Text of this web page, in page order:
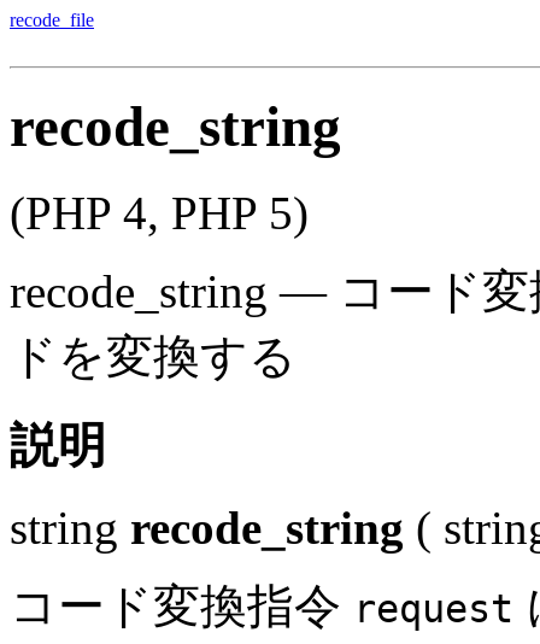
recode_file
recode_string
(PHP 4, PHP 5)
recode_string — コード
ドを変換する
説明
string recode_string (
コード変換指令 request